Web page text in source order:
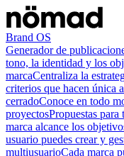
Brand OS
Generador de
tono, la identidad y los
marcaCentraliza la
criterios que hacen única
cerradoConoce en todo
proyectosPropuestas para
marca alcance los
usuario puedes crear y
multiusuarioCada marca